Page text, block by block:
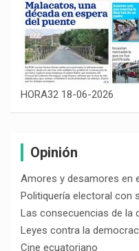
HORA32 18-06-2026
Opinión
Amores y desamores en
Politiquería electoral con
Las consecuencias de la
Leyes contra la
Cine ecuatoriano